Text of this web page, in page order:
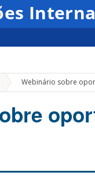
» Webinário sobre